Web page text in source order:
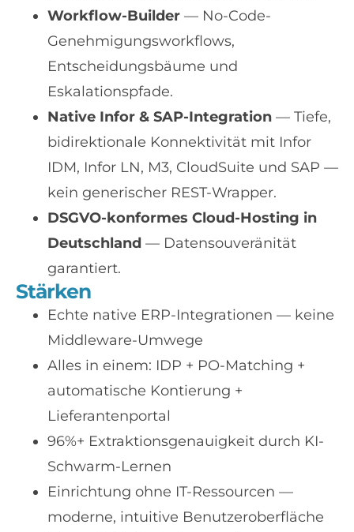
Workflow-Builder — No-Code-
Genehmigungsworkflows,
Entscheidungsbäume und
Eskalationspfade.
Native Infor & SAP-Integration — Tiefe,
bidirektionale Konnektivität mit Infor
IDM, Infor LN, M3, CloudSuite und SAP —
kein generischer REST-Wrapper.
DSGVO-konformes Cloud-Hosting in
Deutschland — Datensouveränität
garantiert.
Stärken
Echte native ERP-Integrationen — keine
Middleware-Umwege
Alles in einem: IDP + PO-Matching +
automatische Kontierung +
Lieferantenportal
96%+ Extraktionsgenauigkeit durch KI-
Schwarm-Lernen
Einrichtung ohne IT-Ressourcen —
moderne, intuitive Benutzeroberfläche